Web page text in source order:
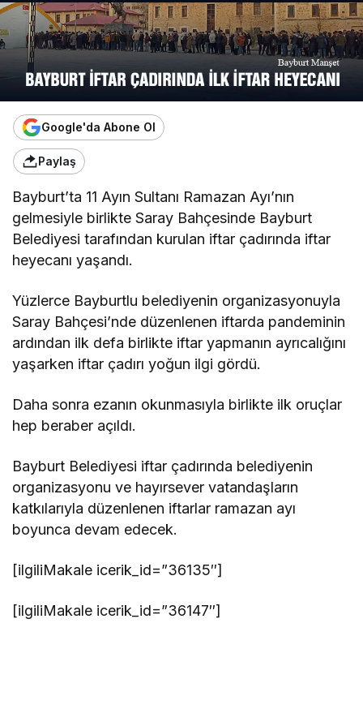
Google'da Abone Ol
Paylaş
Bayburt’ta 11 Ayın Sultanı Ramazan Ayı’nın
gelmesiyle birlikte Saray Bahçesinde Bayburt
Belediyesi tarafından kurulan iftar çadırında iftar
heyecanı yaşandı.
Yüzlerce Bayburtlu belediyenin organizasyonuyla
Saray Bahçesi’nde düzenlenen iftarda pandeminin
ardından ilk defa birlikte iftar yapmanın ayrıcalığını
yaşarken iftar çadırı yoğun ilgi gördü.
Daha sonra ezanın okunmasıyla birlikte ilk oruçlar
hep beraber açıldı.
Bayburt Belediyesi iftar çadırında belediyenin
organizasyonu ve hayırsever vatandaşların
katkılarıyla düzenlenen iftarlar ramazan ayı
boyunca devam edecek.
[ilgiliMakale icerik_id=”36135″]
[ilgiliMakale icerik_id=”36147″]